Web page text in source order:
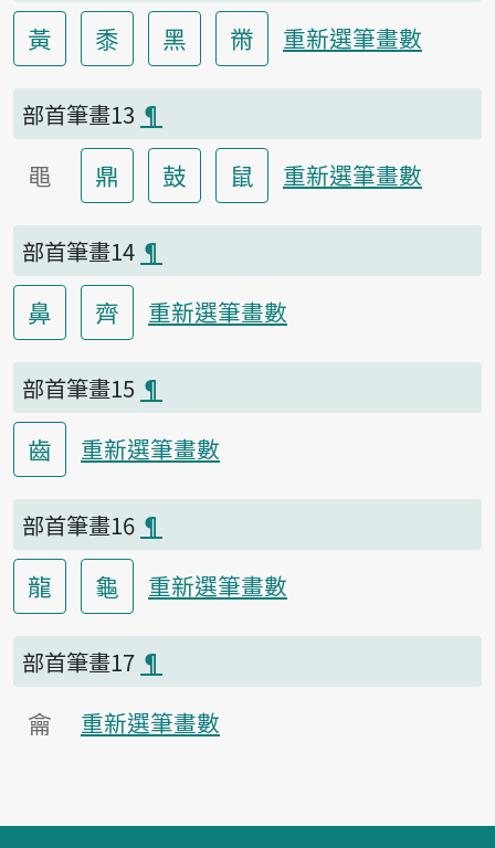
黃 黍 黑 黹 重新選筆畫數
部首筆畫13 ¶
黽 鼎 鼓 鼠 重新選筆畫數
部首筆畫14 ¶
鼻 齊 重新選筆畫數
部首筆畫15 ¶
齒 重新選筆畫數
部首筆畫16 ¶
龍 龜 重新選筆畫數
部首筆畫17 ¶
龠 重新選筆畫數